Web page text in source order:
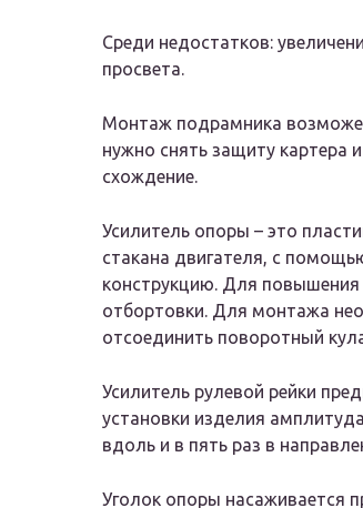
Среди недостатков:
просвета.
Монтаж подрамника
нужно снять защиту картера
схождение.
Усилитель опоры – это
стакана двигателя, с
конструкцию. Для повышения
отбортовки. Для монтажа
отсоединить поворотный
Усилитель рулевой рейки
установки изделия
вдоль и в пять раз в
Уголок опоры насаживается